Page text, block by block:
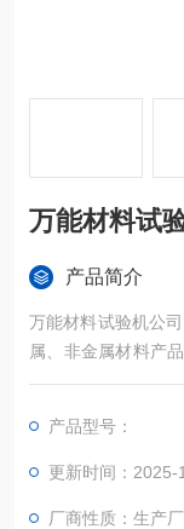
万能材料试
产品简介
万能材料试验机公
属、非金属材料产
点抗折、抗剪切、
产品型号：
更新时间：2025-
厂商性质：生产